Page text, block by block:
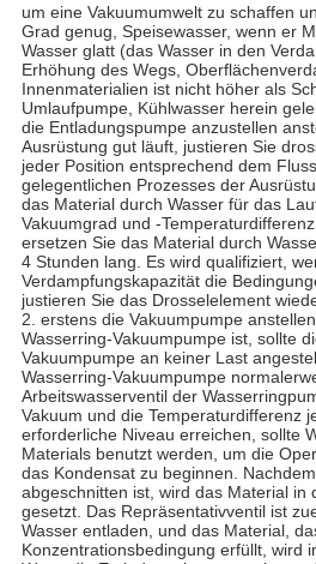
um eine Vakuumumwelt zu schaffen
Grad genug, Speisewasser, wenn er
Wasser glatt (das Wasser in den
Erhöhung des Wegs,
Innenmaterialien ist nicht höher als
Umlaufpumpe, Kühlwasser herein
die Entladungspumpe anzustellen
Ausrüstung gut läuft, justieren Sie
jeder Position entsprechend dem
gelegentlichen Prozesses der
das Material durch Wasser für das
Vakuumgrad und -
ersetzen Sie das Material durch
4 Stunden lang. Es wird qualifiziert,
Verdampfungskapazität die
justieren Sie das Drosselelement
2. erstens die Vakuumpumpe
Wasserring-Vakuumpumpe ist, sollte
Vakuumpumpe an keiner Last
Wasserring-Vakuumpumpe
Arbeitswasserventil der
Vakuum und die Temperaturdifferenz
erforderliche Niveau erreichen, sollte
Materials benutzt werden, um die
das Kondensat zu beginnen.
abgeschnitten ist, wird das Material in
gesetzt. Das Repräsentativventil ist
Wasser entladen, und das Material,
Konzentrationsbedingung erfüllt, wird